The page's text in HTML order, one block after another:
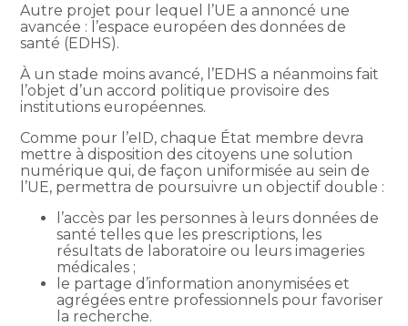
Autre projet pour lequel l’UE a annoncé une
avancée : l’espace européen des données de
santé (EDHS).
À un stade moins avancé, l’EDHS a néanmoins fait
l’objet d’un accord politique provisoire des
institutions européennes.
Comme pour l’eID, chaque État membre devra
mettre à disposition des citoyens une solution
numérique qui, de façon uniformisée au sein de
l’UE, permettra de poursuivre un objectif double :
l’accès par les personnes à leurs données de
santé telles que les prescriptions, les
résultats de laboratoire ou leurs imageries
médicales ;
le partage d’information anonymisées et
agrégées entre professionnels pour favoriser
la recherche.